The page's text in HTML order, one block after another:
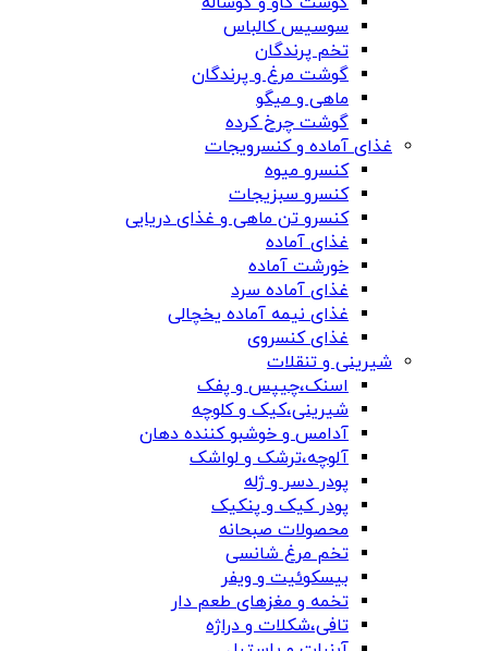
سوسیس کالباس
تخم پرندگان
گوشت مرغ و پرندگان
ماهی و میگو
گوشت چرخ کرده
غذای آماده و کنسرویجات
کنسرو میوه
کنسرو سبزیجات
کنسرو تن ماهی و غذای دریایی
غذای آماده
خورشت آماده
غذای آماده سرد
غذای نیمه آماده یخچالی
غذای کنسروی
شیرینی و تنقلات
اسنک،چیپس و پفک
شیرینی،کیک و کلوچه
آدامس و خوشبو کننده دهان
آلوچه،ترشک و لواشک
پودر دسر و ژله
پودر کیک و پنکیک
محصولات صبحانه
تخم مرغ شانسی
بیسکوئیت و ویفر
تخمه و مغزهای طعم دار
تافی،شکلات و دراژه